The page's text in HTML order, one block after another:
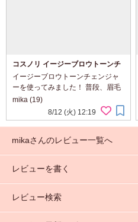
コスノリ イージーブロウトーンチ
ェンジャー
イージーブロウトーンチェンジャ
ーを使ってみました！ 普段、眉毛
の色が濃くて少し重たい印象だっ
たんですが、これを使うと簡単に
明るい色に変えられてびっくり。
けでムラもなく、ふ...
mika (19)
8/12 (火) 12:19
mikaさんのレビュー一覧へ
レビューを書く
レビュー検索